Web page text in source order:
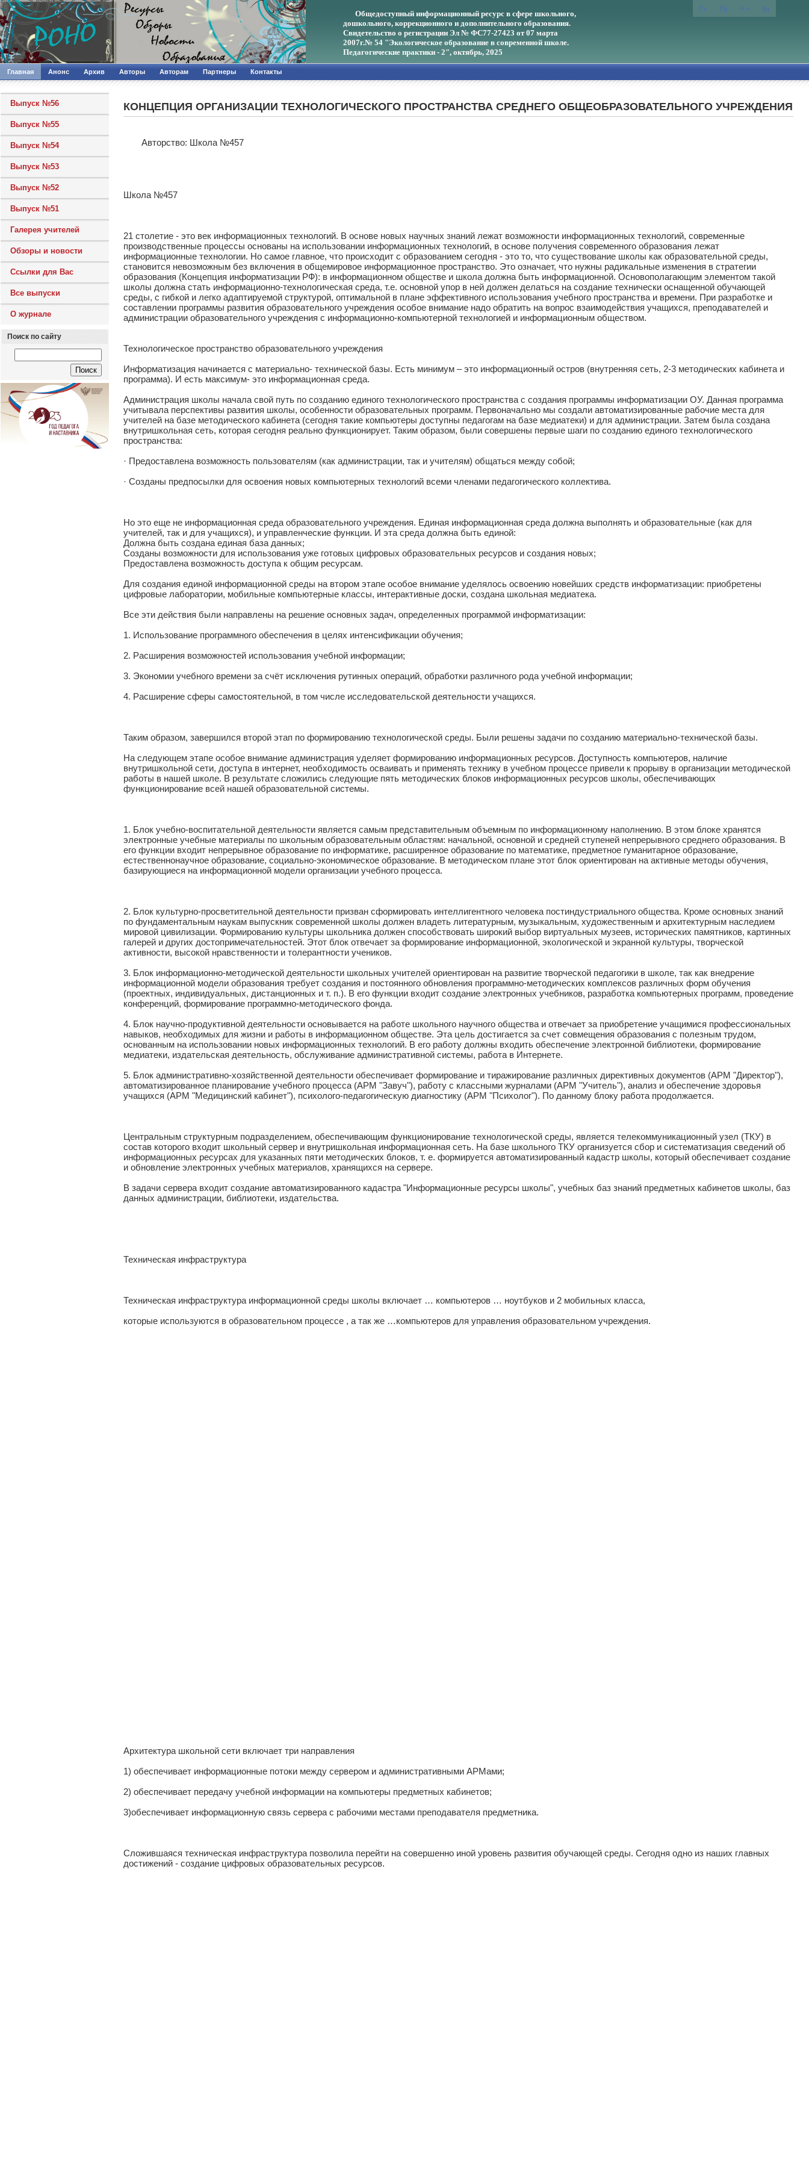
Общедоступный информационный ресурс в сфере школьного,
дошкольного, коррекционного и дополнительного образования.
Свидетельство о регистрации Эл № ФС77-27423 от 07 марта
2007г.№ 54 "Экологическое образование в современной школе.
Педагогические практики - 2", октябрь, 2025
Главная Анонс Архив Авторы Авторам Партнеры Контакты
Выпуск №56
Выпуск №55
Выпуск №54
Выпуск №53
Выпуск №52
Выпуск №51
Галерея учителей
Обзоры и новости
Ссылки для Вас
Все выпуски
О журнале
Поиск по сайту
КОНЦЕПЦИЯ ОРГАНИЗАЦИИ ТЕХНОЛОГИЧЕСКОГО ПРОСТРАНСТВА СРЕДНЕГО ОБЩЕОБРАЗОВАТЕЛЬНОГО УЧРЕЖДЕНИЯ
Авторcтво: Школа №457
Школа №457
21 столетие - это век информационных технологий. В основе новых научных знаний лежат возможности информационных технологий, современные
производственные процессы основаны на использовании информационных технологий, в основе получения современного образования лежат
информационные технологии. Но самое главное, что происходит с образованием сегодня - это то, что существование школы как образовательной среды,
становится невозможным без включения в общемировое информационное пространство. Это означает, что нужны радикальные изменения в стратегии
образования (Концепция информатизации РФ): в информационном обществе и школа должна быть информационной. Основополагающим элементом такой
школы должна стать информационно-технологическая среда, т.е. основной упор в ней должен делаться на создание технически оснащенной обучающей
среды, с гибкой и легко адаптируемой структурой, оптимальной в плане эффективного использования учебного пространства и времени. При разработке и
составлении программы развития образовательного учреждения особое внимание надо обратить на вопрос взаимодействия учащихся, преподавателей и
администрации образовательного учреждения с информационно-компьютерной технологией и информационным обществом.
Технологическое пространство образовательного учреждения
Информатизация начинается с материально- технической базы. Есть минимум – это информационный остров (внутренняя сеть, 2-3 методических кабинета и
программа). И есть максимум- это информационная среда.
Администрация школы начала свой путь по созданию единого технологического пространства с создания программы информатизации ОУ. Данная программа
учитывала перспективы развития школы, особенности образовательных программ. Первоначально мы создали автоматизированные рабочие места для
учителей на базе методического кабинета (сегодня такие компьютеры доступны педагогам на базе медиатеки) и для администрации. Затем была создана
внутришкольная сеть, которая сегодня реально функционирует. Таким образом, были совершены первые шаги по созданию единого технологического
пространства:
· Предоставлена возможность пользователям (как администрации, так и учителям) общаться между собой;
· Созданы предпосылки для освоения новых компьютерных технологий всеми членами педагогического коллектива.
Но это еще не информационная среда образовательного учреждения. Единая информационная среда должна выполнять и образовательные (как для
учителей, так и для учащихся), и управленческие функции. И эта среда должна быть единой:
Должна быть создана единая база данных;
Созданы возможности для использования уже готовых цифровых образовательных ресурсов и создания новых;
Предоставлена возможность доступа к общим ресурсам.
Для создания единой информационной среды на втором этапе особое внимание уделялось освоению новейших средств информатизации: приобретены
цифровые лаборатории, мобильные компьютерные классы, интерактивные доски, создана школьная медиатека.
Все эти действия были направлены на решение основных задач, определенных программой информатизации:
1. Использование программного обеспечения в целях интенсификации обучения;
2. Расширения возможностей использования учебной информации;
3. Экономии учебного времени за счёт исключения рутинных операций, обработки различного рода учебной информации;
4. Расширение сферы самостоятельной, в том числе исследовательской деятельности учащихся.
Таким образом, завершился второй этап по формированию технологической среды. Были решены задачи по созданию материально-технической базы.
На следующем этапе особое внимание администрация уделяет формированию информационных ресурсов. Доступность компьютеров, наличие
внутришкольной сети, доступа в интернет, необходимость осваивать и применять технику в учебном процессе привели к прорыву в организации методической
работы в нашей школе. В результате сложились следующие пять методических блоков информационных ресурсов школы, обеспечивающих
функционирование всей нашей образовательной системы.
1. Блок учебно-воспитательной деятельности является самым представительным объемным по информационному наполнению. В этом блоке хранятся
электронные учебные материалы по школьным образовательным областям: начальной, основной и средней ступеней непрерывного среднего образования. В
его функции входит непрерывное образование по информатике, расширенное образование по математике, предметное гуманитарное образование,
естественнонаучное образование, социально-экономическое образование. В методическом плане этот блок ориентирован на активные методы обучения,
базирующиеся на информационной модели организации учебного процесса.
2. Блок культурно-просветительной деятельности призван сформировать интеллигентного человека постиндустриального общества. Кроме основных знаний
по фундаментальным наукам выпускник современной школы должен владеть литературным, музыкальным, художественным и архитектурным наследием
мировой цивилизации. Формированию культуры школьника должен способствовать широкий выбор виртуальных музеев, исторических памятников, картинных
галерей и других достопримечательностей. Этот блок отвечает за формирование информационной, экологической и экранной культуры, творческой
активности, высокой нравственности и толерантности учеников.
3. Блок информационно-методической деятельности школьных учителей ориентирован на развитие творческой педагогики в школе, так как внедрение
информационной модели образования требует создания и постоянного обновления программно-методических комплексов различных форм обучения
(проектных, индивидуальных, дистанционных и т. п.). В его функции входит создание электронных учебников, разработка компьютерных программ, проведение
конференций, формирование программно-методического фонда.
4. Блок научно-продуктивной деятельности основывается на работе школьного научного общества и отвечает за приобретение учащимися профессиональных
навыков, необходимых для жизни и работы в информационном обществе. Эта цель достигается за счет совмещения образования с полезным трудом,
основанным на использовании новых информационных технологий. В его работу должны входить обеспечение электронной библиотеки, формирование
медиатеки, издательская деятельность, обслуживание административной системы, работа в Интернете.
5. Блок административно-хозяйственной деятельности обеспечивает формирование и тиражирование различных директивных документов (АРМ "Директор"),
автоматизированное планирование учебного процесса (АРМ "Завуч"), работу с классными журналами (АРМ "Учитель"), анализ и обеспечение здоровья
учащихся (АРМ "Медицинский кабинет"), психолого-педагогическую диагностику (АРМ "Психолог"). По данному блоку работа продолжается.
Центральным структурным подразделением, обеспечивающим функционирование технологической среды, является телекоммуникационный узел (ТКУ) в
состав которого входит школьный сервер и внутришкольная информационная сеть. На базе школьного ТКУ организуется сбор и систематизация сведений об
информационных ресурсах для указанных пяти методических блоков, т. е. формируется автоматизированный кадастр школы, который обеспечивает создание
и обновление электронных учебных материалов, хранящихся на сервере.
В задачи сервера входит создание автоматизированного кадастра "Информационные ресурсы школы", учебных баз знаний предметных кабинетов школы, баз
данных администрации, библиотеки, издательства.
Техническая инфраструктура
Техническая инфраструктура информационной среды школы включает … компьютеров … ноутбуков и 2 мобильных класса,
которые используются в образовательном процессе , а так же …компьютеров для управления образовательном учреждения.
Архитектура школьной сети включает три направления
1) обеспечивает информационные потоки между сервером и административными АРМами;
2) обеспечивает передачу учебной информации на компьютеры предметных кабинетов;
3)обеспечивает информационную связь сервера с рабочими местами преподавателя предметника.
Сложившаяся техническая инфраструктура позволила перейти на совершенно иной уровень развития обучающей среды. Сегодня одно из наших главных
достижений - создание цифровых образовательных ресурсов.